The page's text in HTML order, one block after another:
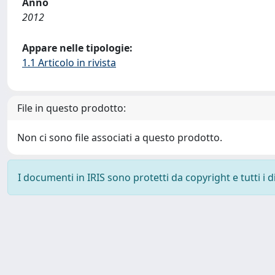
2012
Appare nelle tipologie:
1.1 Articolo in rivista
File in questo prodotto:
Non ci sono file associati a questo prodotto.
I documenti in IRIS sono protetti da copyright e tutti i